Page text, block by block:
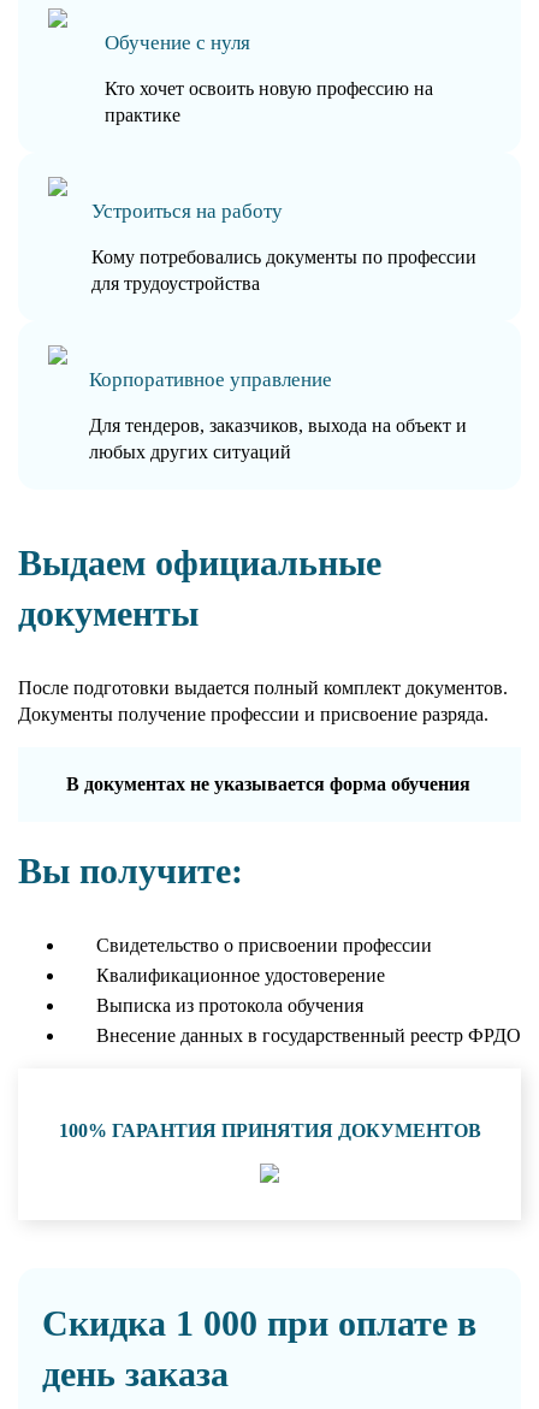
Обучение с нуля
Кто хочет освоить новую профессию на
практике
Устроиться на работу
Кому потребовались документы по профессии
для трудоустройства
Корпоративное управление
Для тендеров, заказчиков, выхода на объект и
любых других ситуаций
Выдаем официальные
документы
После подготовки выдается полный комплект документов.
Документы получение профессии и присвоение разряда.
В документах не указывается форма обучения
Вы получите:
Свидетельство о присвоении профессии
Квалификационное удостоверение
Выписка из протокола обучения
Внесение данных в государственный реестр ФРДО
100% ГАРАНТИЯ ПРИНЯТИЯ ДОКУМЕНТОВ
Скидка 1 000 при оплате в
день заказа